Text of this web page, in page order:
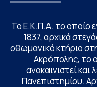
Το Ε.Κ.Π.Α. το οποίο
1837, αρχικά
οθωμανικό κτήριο
Ακρόπολης, το
ανακαινιστεί
Πανεπιστημίου.